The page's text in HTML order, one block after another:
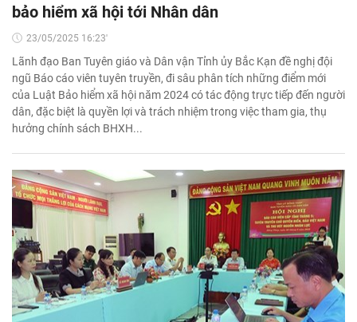
bảo hiểm xã hội tới Nhân dân
23/05/2025 16:23'
Lãnh đạo Ban Tuyên giáo và Dân vận Tỉnh ủy Bắc Kạn đề nghị đội
ngũ Báo cáo viên tuyên truyền, đi sâu phân tích những điểm mới
của Luật Bảo hiểm xã hội năm 2024 có tác động trực tiếp đến người
dân, đặc biệt là quyền lợi và trách nhiệm trong việc tham gia, thụ
hưởng chính sách BHXH...